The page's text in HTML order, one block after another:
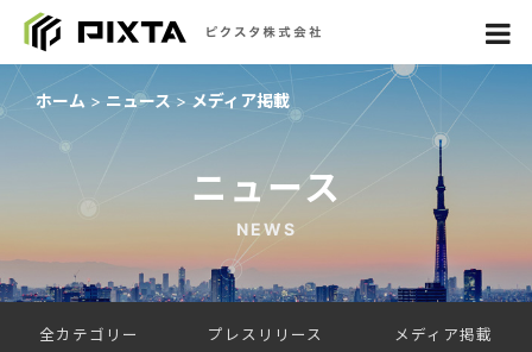
ホーム ニュース メディア掲載
ニュース
NEWS
全カテゴリー プレスリリース メディア掲載